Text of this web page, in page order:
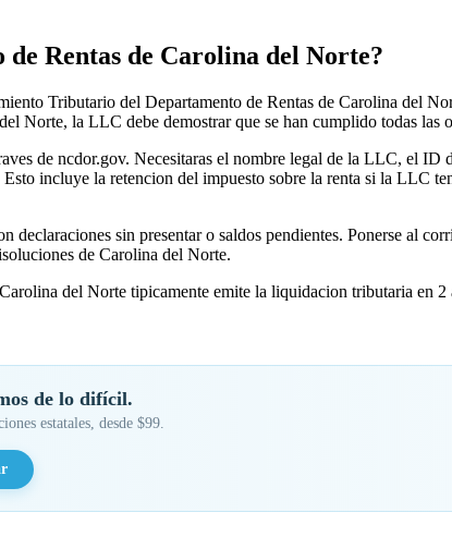
Rentas de Carolina del Norte?
Tributario del Departamento de Rentas de Carolina del
Norte, la LLC debe demostrar que se han cumplido todas las
de ncdor.gov. Necesitaras el nombre legal de la LLC, el ID
incluye la retencion del impuesto sobre la renta si la LLC
sin presentar o saldos pendientes. Ponerse al
de Carolina del Norte.
del Norte tipicamente emite la liquidacion tributaria en 2
de lo difícil.
estatales, desde $99.